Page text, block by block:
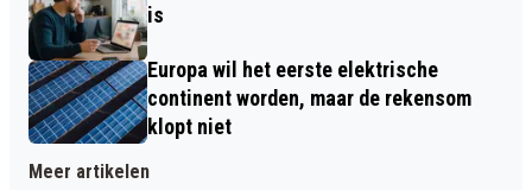
is
Europa wil het eerste elektrische
continent worden, maar de rekensom
klopt niet
Meer artikelen